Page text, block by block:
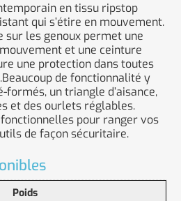
en tissu ripstop
qui s’étire en mouvement.
les genoux permet une
et une ceinture
une protection dans toutes
de fonctionnalité y
formés, un triangle d’aisance,
et des ourlets réglables.
pour ranger vos
de façon sécuritaire.
Poids